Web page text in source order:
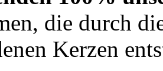
die durch
Kerzen